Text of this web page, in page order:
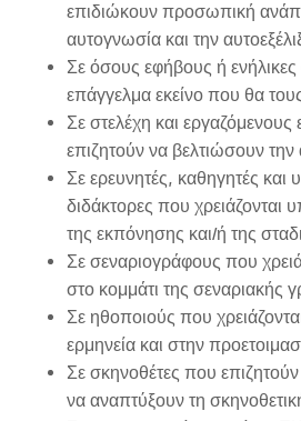
επιδιώκουν προσωπική
αυτογνωσία και την
Σε όσους εφήβους ή ενήλικες
επάγγελμα εκείνο που θα
Σε στελέχη και εργαζόμενους
επιζητούν να βελτιώσουν
Σε ερευνητές, καθηγητές και
διδάκτορες που χρειάζονται
της εκπόνησης και/ή της
Σε σεναριογράφους που
στο κομμάτι της σεναριακής
Σε ηθοποιούς που
ερμηνεία και στην
Σε σκηνοθέτες που
να αναπτύξουν τη